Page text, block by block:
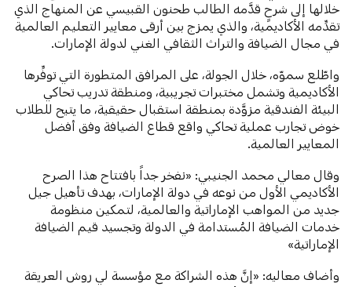
خلالها إلى شرحٍ قدَّمه الطالب طحنون القبيسي عن المنهاج الذي
تقدِّمه الأكاديمية، والذي يمزج بين أرقى معايير التعليم العالمية
في مجال الضيافة والتراث الثقافي الغني لدولة الإمارات.
واطّلع سموّه، خلال الجولة، على المرافق المتطورة التي توفِّرها
الأكاديمية وتشمل مختبرات تجريبية، ومنطقة تدريب تحاكي
البيئة الفندقية مزوَّدة بمنطقة استقبال حقيقية، ما يتيح للطلاب
خوض تجارب عملية تحاكي واقع قطاع الضيافة وفق أفضل
المعايير العالمية.
وقال معالي محمد الجنيبي: «نفخر جداً بافتتاح هذا الصرح
الأكاديمي الأول من نوعه في دولة الإمارات، بهدف تأهيل جيل
جديد من المواهب الإماراتية والعالمية، لتمكين منظومة
خدمات الضيافة المُستدامة في الدولة وتجسيد قيم الضيافة
الإماراتية»
وأضاف معاليه: «إنَّ هذه الشراكة مع مؤسسة لي روش العريقة